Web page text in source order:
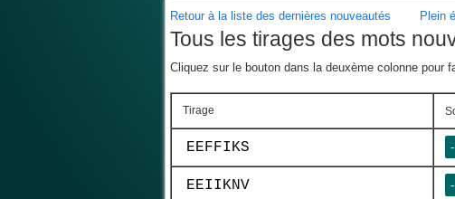
Retour à la liste des dernières nouveautés Plein
Tous les tirages des mots
Cliquez sur le bouton dans la deuxème colonne pour
Tirage
EEFFIKS
EEIIKNV